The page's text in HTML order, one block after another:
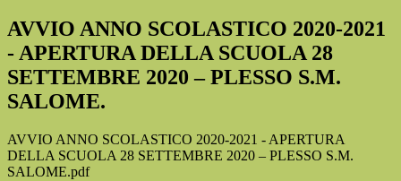
AVVIO ANNO SCOLASTICO 2020-2021
- APERTURA DELLA SCUOLA 28
SETTEMBRE 2020 – PLESSO S.M.
SALOME.
AVVIO ANNO SCOLASTICO 2020-2021 - APERTURA
DELLA SCUOLA 28 SETTEMBRE 2020 – PLESSO S.M.
SALOME.pdf